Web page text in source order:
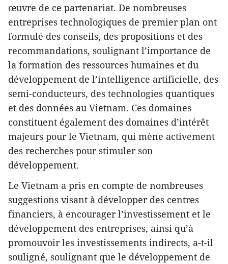
œuvre de ce partenariat. De nombreuses
entreprises technologiques de premier plan ont
formulé des conseils, des propositions et des
recommandations, soulignant l’importance de
la formation des ressources humaines et du
développement de l’intelligence artificielle, des
semi-conducteurs, des technologies quantiques
et des données au Vietnam. Ces domaines
constituent également des domaines d’intérêt
majeurs pour le Vietnam, qui mène activement
des recherches pour stimuler son
développement.
Le Vietnam a pris en compte de nombreuses
suggestions visant à développer des centres
financiers, à encourager l’investissement et le
développement des entreprises, ainsi qu’à
promouvoir les investissements indirects, a-t-il
souligné, soulignant que le développement de